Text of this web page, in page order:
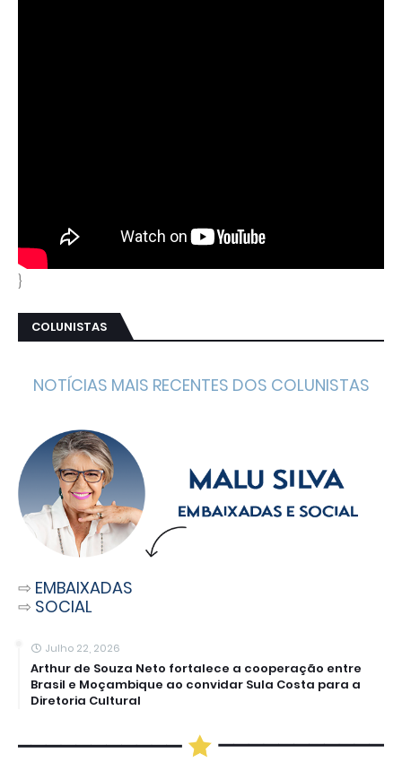
}
COLUNISTAS
NOTÍCIAS MAIS RECENTES DOS COLUNISTAS
⇨ EMBAIXADAS
⇨ SOCIAL
Julho 22, 2026
Arthur de Souza Neto fortalece a cooperação entre
Brasil e Moçambique ao convidar Sula Costa para a
Diretoria Cultural